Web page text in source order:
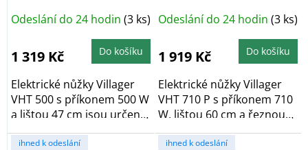
Odeslání do 24 hodin (3 ks)
1 319 Kč Do košíku
Elektrické nůžky Villager
VHT 500 s příkonem 500 W
a lištou 47 cm jsou určené
k...
Odeslání do 24 hodin (3 ks)
1 919 Kč Do košíku
Elektrické nůžky Villager
VHT 710 P s příkonem 710
W, lištou 60 cm a řeznou
kapacitou...
ihned k odeslání ihned k odeslání